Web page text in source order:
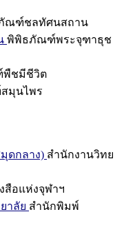
ณฑ์ชลทัศนสถาน
พิพิธภัณฑ์พระจุฑาธุช
ชมีชีวิต
มุนไพร
ดกลาง) สำนักงานวิทย
สือแห่งจุฬาฯ
าลัย สำนักพิมพ์